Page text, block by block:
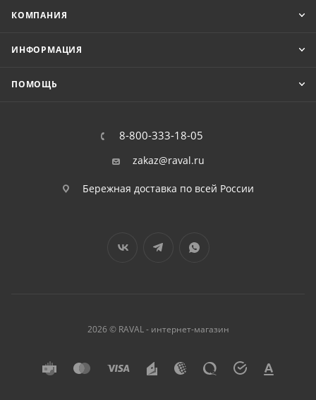
КОМПАНИЯ
ИНФОРМАЦИЯ
ПОМОЩЬ
8-800-333-18-05
zakaz@raval.ru
Бережная доставка по всей России
2026 © RAVAL - интернет-магазин